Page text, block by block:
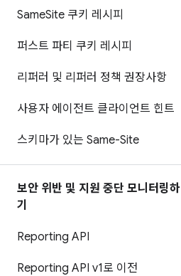
SameSite 쿠키 레시피
퍼스트 파티 쿠키 레시피
리퍼러 및 리퍼러 정책 권장사항
사용자 에이전트 클라이언트 힌트
스키마가 있는 Same-Site
보안 위반 및 지원 중단 모니터링하
기
Reporting API
Reporting API v1로 이전